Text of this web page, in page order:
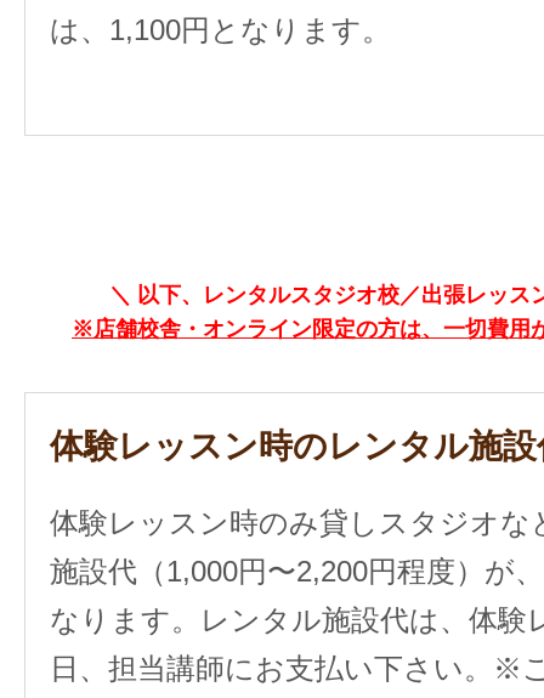
は、1,100円となります。
＼ 以下、レンタルスタジオ校／出張レッス
※店舗校舎・オンライン限定の方は、一切費用
体験レッスン時のレンタル施
体験レッスン時のみ貸しスタジオな
施設代（1,000円〜2,200円程度）が
なります。レンタル施設代は、体験
日、担当講師にお支払い下さい。※